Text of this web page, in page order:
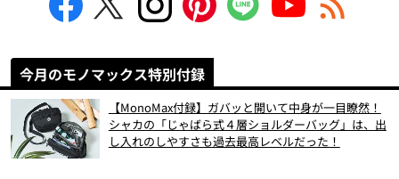
今月のモノマックス特別付録
【MonoMax付録】ガバッと開いて中身が一目瞭然！
シャカの「じゃばら式４層ショルダーバッグ」は、出
し入れのしやすさも過去最高レベルだった！